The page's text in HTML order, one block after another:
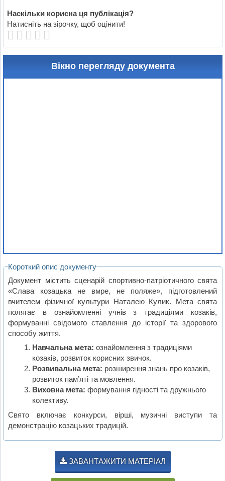
Наскільки корисна ця публікація?
Натисніть на зірочку, щоб оцінити!
Вікно перегляду документа
Короткий опис документу
Документ містить сценарій спортивно-патріотичного свята
«Слава козацька не вмре, не поляже», підготовлений
вчителем фізичної культури Наталею Кулик. Мета свята
полягає в ознайомленні учнів з традиціями козаків,
формуванні свідомого ставлення до історії та здорового
способу життя.
Навчальна мета: ознайомлення з традиціями
козаків, розвиток корисних звичок.
Розвивальна мета: розширення знань про козаків,
розвиток пам’яті та мовлення.
Виховна мета: формування гідності та дружнього
колективу.
Свято включає конкурси, вірші, музичні виступи та
демонстрацію козацьких традицій.
ЗАВАНТАЖИТИ МАТЕРІАЛ